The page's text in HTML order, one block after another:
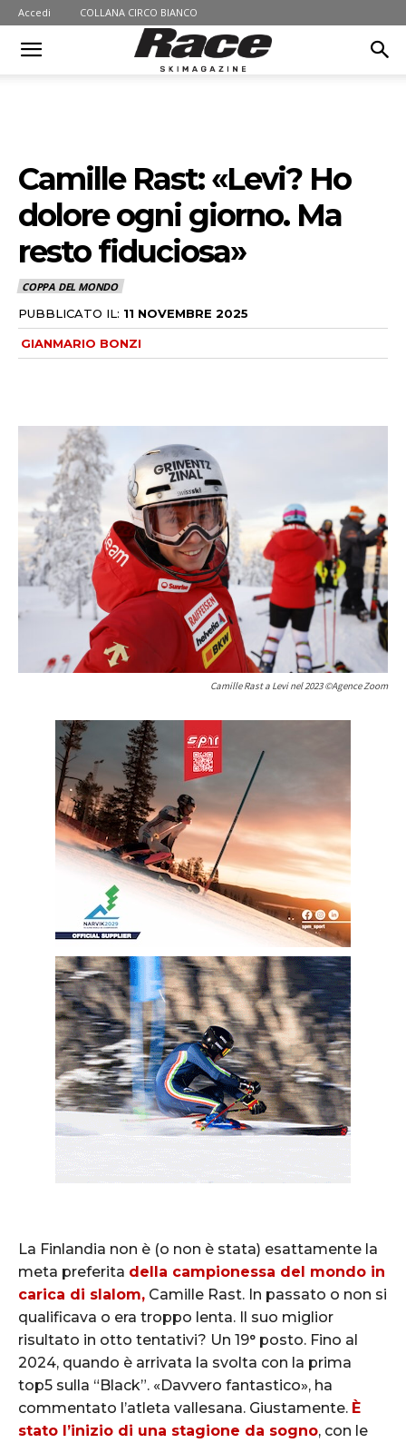
Accedi COLLANA CIRCO BIANCO
Camille Rast: «Levi? Ho
dolore ogni giorno. Ma
resto fiduciosa»
COPPA DEL MONDO
PUBBLICATO IL: 11 NOVEMBRE 2025
GIANMARIO BONZI
Camille Rast a Levi nel 2023 ©Agence Zoom
La Finlandia non è (o non è stata) esattamente la
meta preferita della campionessa del mondo in
carica di slalom, Camille Rast. In passato o non si
qualificava o era troppo lenta. Il suo miglior
risultato in otto tentativi? Un 19° posto. Fino al
2024, quando è arrivata la svolta con la prima
top5 sulla “Black”. «Davvero fantastico», ha
commentato l’atleta vallesana. Giustamente. È
stato l’inizio di una stagione da sogno, con le